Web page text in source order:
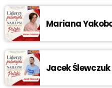
Mariana
Jacek Ślewczuk